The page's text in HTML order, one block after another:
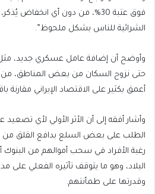
فوق عتبة 30%، من دون أي انخفاض
الشرائية للناس بشكل ملحوظ”.
وأوضح أن إضافة عامل عسكري جديد، مثل
حتى نزوح السكان من بعض المناطق، من
أعمق بكثير على الاقتصاد الإيراني مقارنة
وأشار أفقه إلى أن الأثر الأولي لأي
الطلب على بعض السلع بدافع القلق من
رغبة الأفراد في سحب أموالهم من
البلاد، وهو ما يتوقف تأثيره الفعلي على
وقدرتها على طمأنتهم.